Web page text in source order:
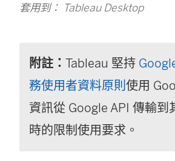
套用到： Tableau Desktop
附註： Tableau 堅持
務使用者資料原則 使用
資訊從 Google API 傳輸到
時的限制使用要求。